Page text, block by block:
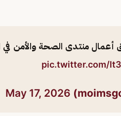
أعمال منتدى الصحة والأمن
pic.twitter.com/
May 17, 2026